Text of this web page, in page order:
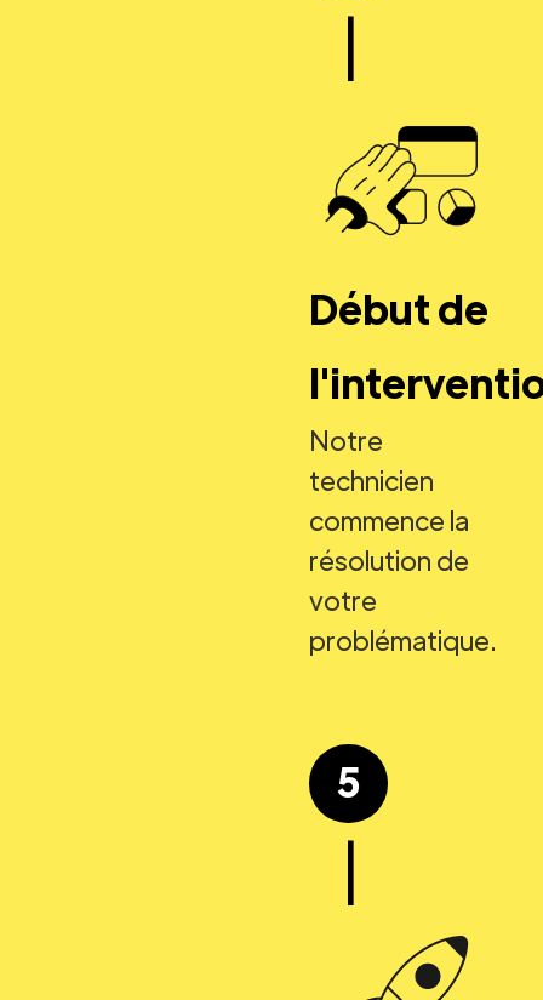
|
Début de
Notre
technicien
commence la
résolution de
votre
problématique.
5
|